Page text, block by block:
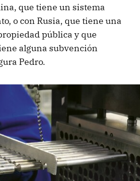
que tiene un sistema
o con Rusia, que tiene una
pública y que
alguna subvención
Pedro.